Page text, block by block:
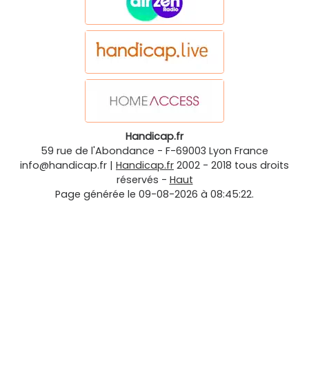
Handicap.fr
59 rue de l'Abondance - F-69003 Lyon France
info@handicap.fr | Handicap.fr 2002 - 2018 tous droits
réservés - Haut
Page générée le 09-08-2026 à 08:45:22.